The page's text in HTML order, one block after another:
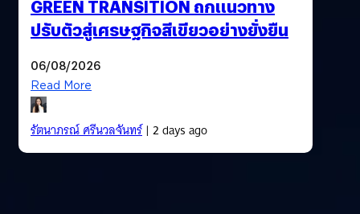
GREEN TRANSITION ถกแนวทาง
ปรับตัวสู่เศรษฐกิจสีเขียวอย่างยั่งยืน
06/08/2026
Read More
รัตนาภรณ์ ศรีนวลจันทร์| 2 days ago